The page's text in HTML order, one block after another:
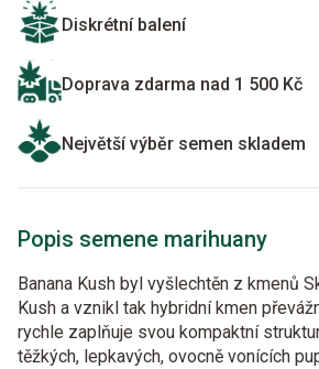
Diskrétní balení
Doprava zdarma nad 1 500 Kč
Největší výběr semen skladem
Popis semene marihuany
Banana Kush byl vyšlechtěn z kmenů
Kush a vznikl tak hybridní kmen
rychle zaplňuje svou kompaktní
těžkých, lepkavých, ovocně vonících